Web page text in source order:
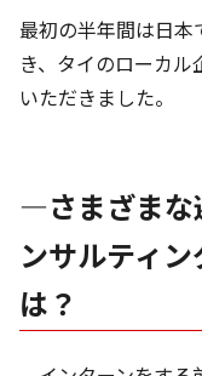
最初の半年間は日本
き、タイのローカ
いただきました。
―さまざまな
ンサルティン
は？